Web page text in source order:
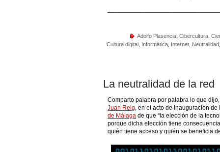
Adolfo Plasencia Cibercultura
Cultura digital Informática Internet Neutralidad
La neutralidad de la red
Comparto palabra por palabra lo que
Juan Reig, en el acto de inauguración
de Málaga de que “la elección de la
porque dicha elección tiene
quién tiene acceso y quién se beneficia